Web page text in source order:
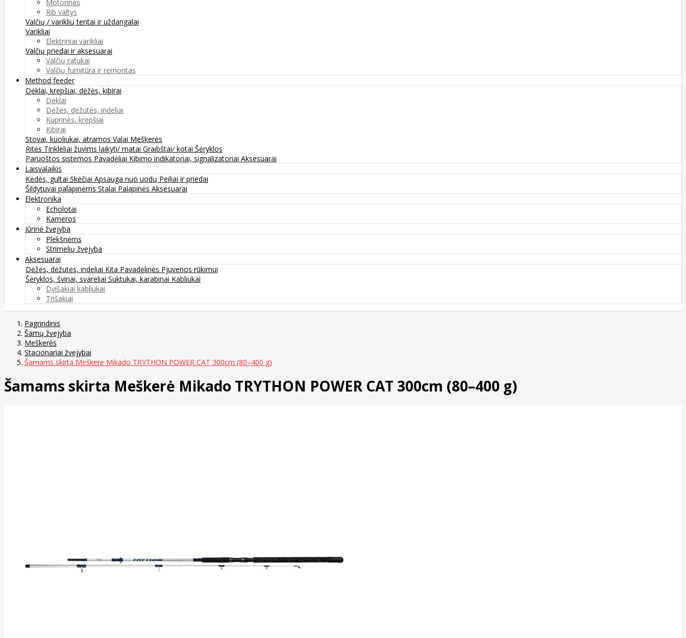
Motorinės
Rib valtys
Valčių / variklių tentai ir uždangalai
Varikliai
Elektriniai varikliai
Valčių priedai ir aksesuarai
Valčių ratukai
Valčių furnitūra ir remontas
Method feeder
Dėklai, krepšiai, dėžės, kibirai
Dėklai
Dėžės, dėžutės, indeliai
Kuprinės, krepšiai
Kibirai
Stovai, kuoliukai, atramos Valai Meškerės
Ritės Tinkleliai žuvims laikyti/ matai Graibštai/ kotai Šėryklos
Paruoštos sistemos Pavadėliai Kibimo indikatoriai, signalizatoriai Aksesuarai
Laisvalaikis
Kėdės, gultai Skėčiai Apsauga nuo uodų Peiliai ir priedai
Šildytuvai palapinėms Stalai Palapinės Aksesuarai
Elektronika
Echolotai
Kameros
Jūrinė žvejyba
Plekšnėms
Strimelių žvejyba
Aksesuarai
Dėžės, dėžutės, indeliai Kita Pavadėlinės Pjuvenos rūkimui
Šėryklos, švinai, svareliai Suktukai, karabinai Kabliukai
Dvišakiai kabliukai
Trišakiai
Pagrindinis
Šamų žvejyba
Meškerės
Stacionariai žvejybai
Šamams skirta Meškerė Mikado TRYTHON POWER CAT 300cm (80–400 g)
Šamams skirta Meškerė Mikado TRYTHON POWER CAT 300cm (80–400 g)